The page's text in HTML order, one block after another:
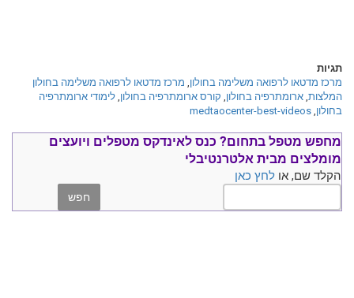
תגיות
מרכז מדטאו לרפואה משלימה בחולון, מרכז מדטאו לרפואה משלימה בחולון
המלצות, ארומתרפיה בחולון, קורס ארומתרפיה בחולון, לימודי ארומתרפיה
בחולון,
medtaocenter-best-videos
מחפש מטפל בתחום? כנס לאינדקס מטפלים ויועצים
מומלצים מבית אלטרנטיבלי
הקלד שם, או לחץ כאן